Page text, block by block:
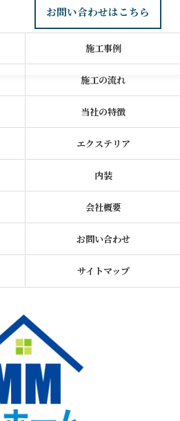
お問い合わせはこちら
施工事例
施工の流れ
当社の特徴
エクステリア
内装
会社概要
お問い合わせ
サイトマップ